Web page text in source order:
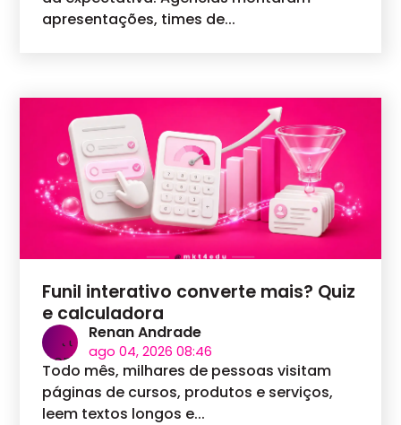
apresentações, times de...
Funil interativo converte mais? Quiz
e calculadora
Renan Andrade
ago 04, 2026 08:46
Todo mês, milhares de pessoas visitam
páginas de cursos, produtos e serviços,
leem textos longos e...